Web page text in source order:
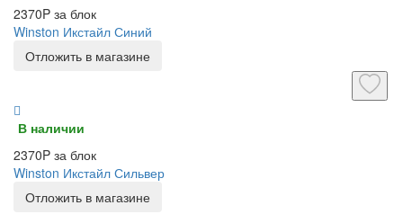
2370P за блок
Winston Икстайл Синий
Отложить в магазине
В наличии
2370P за блок
Winston Икстайл Сильвер
Отложить в магазине